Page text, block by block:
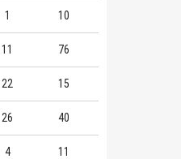
1 10
11 76
22 15
26 40
4 11